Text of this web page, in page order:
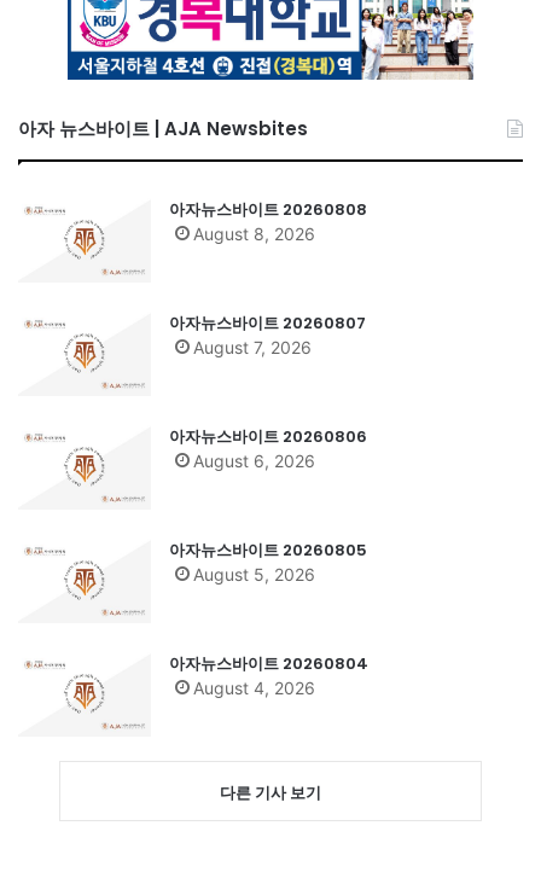
아자 뉴스바이트 | AJA Newsbites
아자뉴스바이트 20260808
August 8, 2026
아자뉴스바이트 20260807
August 7, 2026
아자뉴스바이트 20260806
August 6, 2026
아자뉴스바이트 20260805
August 5, 2026
아자뉴스바이트 20260804
August 4, 2026
다른 기사 보기